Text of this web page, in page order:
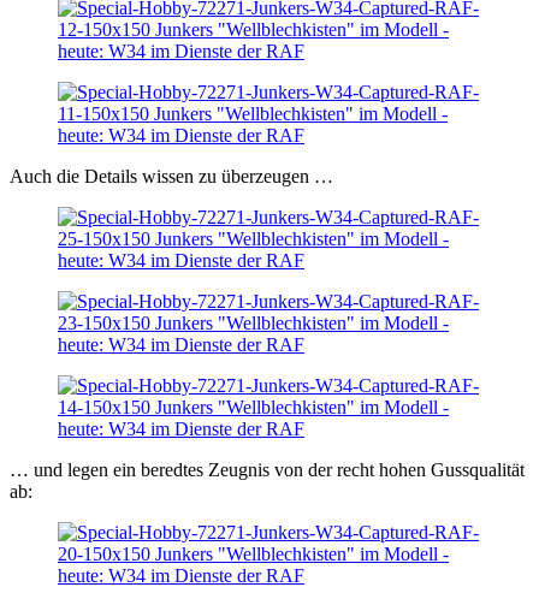
Auch die Details wissen zu überzeugen …
… und legen ein beredtes Zeugnis von der recht hohen Gussqualität
ab: